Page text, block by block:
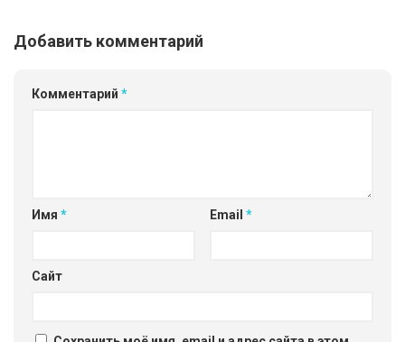
Добавить комментарий
Комментарий *
Имя * Email *
Сайт